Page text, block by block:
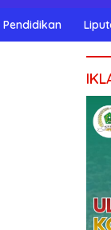
Pendidikan